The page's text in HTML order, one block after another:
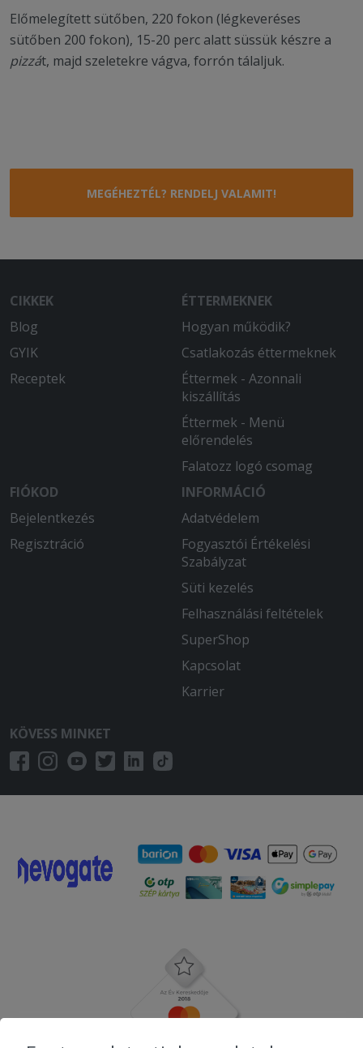
Előmelegített sütőben, 220 fokon (légkeveréses
sütőben 200 fokon), 15-20 perc alatt süssük készre a
pizzát, majd szeletekre vágva, forrón tálaljuk.
MEGÉHEZTÉL? RENDELJ VALAMIT!
CIKKEK
Blog
GYIK
Receptek
ÉTTERMEKNEK
Hogyan működik?
Csatlakozás éttermeknek
Éttermek - Azonnali
kiszállítás
Éttermek - Menü
előrendelés
Falatozz logó csomag
FIÓKOD
Bejelentkezés
Regisztráció
INFORMÁCIÓ
Adatvédelem
Fogyasztói Értékelési
Szabályzat
Süti kezelés
Felhasználási feltételek
SuperShop
Kapcsolat
Karrier
KÖVESS MINKET